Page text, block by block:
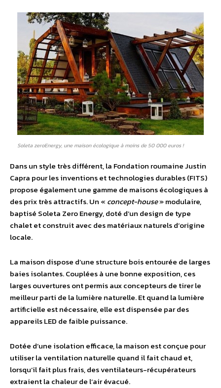
Soleta zeroEnergy, une maison écologique à moins de 50 000 euros !
Dans un style très différent, la Fondation roumaine Justin
Capra pour les inventions et technologies durables (FITS)
propose également une gamme de maisons écologiques à
des prix très attractifs. Un « concept-house» modulaire,
baptisé Soleta Zero Energy, doté d’un design de type
chalet et construit avec des matériaux naturels d’origine
locale.
La maison dispose d’une structure bois entourée de larges
baies isolantes. Couplées à une bonne exposition, ces
larges ouvertures ont permis aux concepteurs de tirer le
meilleur parti de la lumière naturelle. Et quand la lumière
artificielle est nécessaire, elle est dispensée par des
appareils LED de faible puissance.
Dotée d’une isolation efficace, la maison est conçue pour
utiliser la ventilation naturelle quand il fait chaud et,
lorsqu’il fait plus frais, des ventilateurs-récupérateurs
extraient la chaleur de l’air évacué.